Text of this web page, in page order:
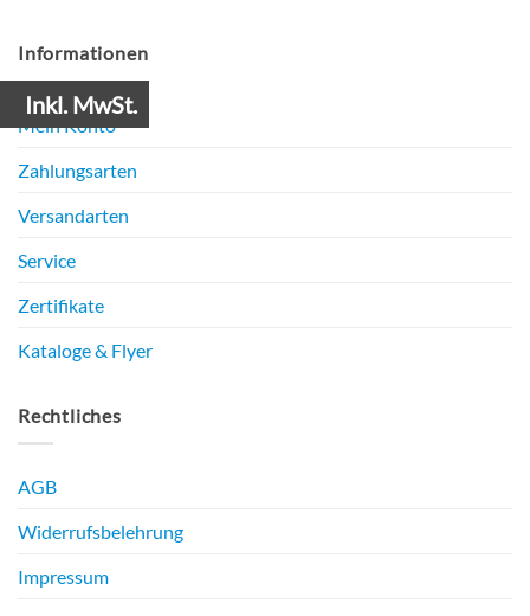
Inkl. MwSt.
Informationen
Mein Konto
Zahlungsarten
Versandarten
Service
Zertifikate
Kataloge & Flyer
Rechtliches
AGB
Widerrufsbelehrung
Impressum